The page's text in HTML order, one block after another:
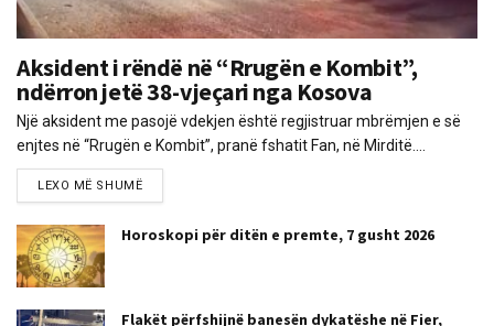
Aksident i rëndë në “Rrugën e Kombit”,
ndërron jetë 38-vjeçari nga Kosova
Një aksident me pasojë vdekjen është regjistruar mbrëmjen e së
enjtes në “Rrugën e Kombit”, pranë fshatit Fan, në Mirditë....
LEXO MË SHUMË
Horoskopi për ditën e premte, 7 gusht 2026
Flakët përfshijnë banesën dykatëshe në Fier,